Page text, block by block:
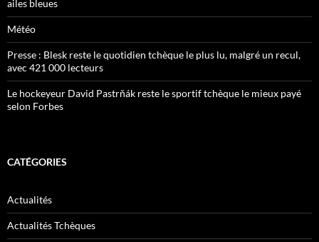
ailes bleues
Météo
Presse : Blesk reste le quotidien tchèque le plus lu, malgré un recul,
avec 421 000 lecteurs
Le hockeyeur David Pastrňák reste le sportif tchèque le mieux payé
selon Forbes
CATÉGORIES
Actualités
Actualités Tchèques